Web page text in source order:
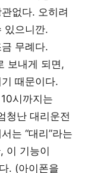
없다. 오히려
있으니깐.
무례다.
보내게 되면,
때문이다.
시까지는
청난 대리운전
는 “대리”라는
이 기능이
. (아이폰을